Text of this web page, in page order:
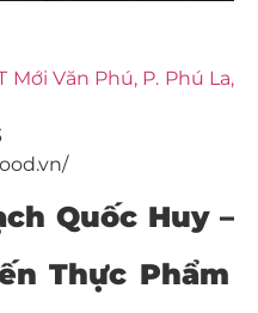
Mới Văn Phú, P. Phú La,
Quốc Huy –
Thực Phẩm